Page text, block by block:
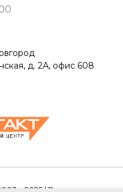
д. 2А, офис 608
– 2025 | Все права